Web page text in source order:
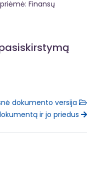
Finansų
dokumento versija
ir jo priedus